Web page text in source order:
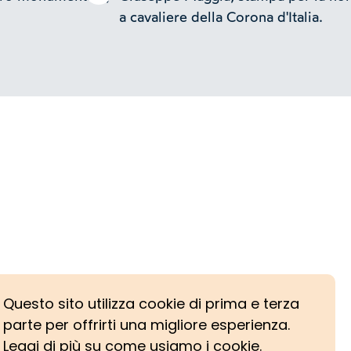
Questo sito utilizza cookie di prima e terza
parte per offrirti una migliore esperienza.
Leggi di più su come usiamo i cookie.
a cavaliere della Corona d'Italia.